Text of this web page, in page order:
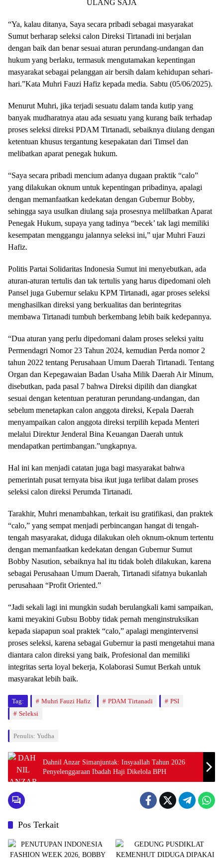
“Ya, kalau ditanya, Saya secara pribadi sebagai masyarakat
Sumut berharap seleksi calon Direksi Tirtanadi ini berjalan
dengan baik dan benar sesuai aturan perundang-undangan dan
hukum yang berlaku, termasuk mengutamakan kepentingan
masyarakat sebagai pelanggan air bersih dalam kehidupan sehari-
hari.”Kata Muhri Fauzi Hafiz kepada media. Sabtu (05/06/2025).
Menurut Muhri, jika terjadi sesuatu dalam tanda kutip yang
banyak mudharatnya atau ada sesuatu yang kurang baik terhadap
proses seleksi direksi PDAM Tirtanadi, sebaiknya diulang dengan
ketentuan khusus tergantung kesepakatan dari Timsel dan
melibatkan aparat penegak hukum.
“Saya secara pribadi mencium adanya dugaan praktik “calo”
yang dilakukan oknum untuk kepentingan pribadinya, apalagi
dengan memanfaatkan kedekatan dengan Gubernur Bobby,
sehingga saya usulkan diulang saja prosesnya melilbatkan Aparat
Penegak Hukum, supaya yang tadinya “becek’ tak lagi memiliki
kesempatan menggangu jalannya seleksi ini,” ujar Muhri Fauzi
Hafiz.
Politis Partai Solidaritas Indonesia Sumut ini menyebutkan, ada
aturan-aturan tertulis dan tak tertulis yang harus dipedomani oleh
Pansel juga Gubernur selaku KPM Tirtanadi, agar proses seleksi
menghasilkan direksi yang berkualitas dan berintegritas
membawa Tirtanadi tumbuh berkembang lebih baik kedepannya.
“Dua aturan yang perlu dipedomani dalam proses seleksi yaitu
Permendagri Nomor 23 Tahun 2024, kemudian Perda nomor 2
tahun 2022 tentang Perusahaan Umum Daerah Tirtanadi. Tentang
Organ dan Kepegawaian Badan Usaha Milik Daerah Air Minum,
disebutkan, pada pasal 7 bahwa Direksi dipilih dan diangkat
sesuai dengan ketentuan peraturan perundang-undangan, dan
sebelum menetapkan calon anggota direksi, Kepala Daerah
menyampaikan calon anggota direksi terpilih kepada Menteri
melalui Direktur Jenderal Bina Keuangan Daerah untuk
mendapatkan pertimbangan.”ungkapnya.
Hal ini kan menjadi catatan juga bagi masyarakat bahwa
pemerintah pusat ternyata bisa ikut juga terlibat dalam proses
seleksi calon direksi Perumda Tirtanadi.
Tarakhir, Muhri menambahkan, terkait isu gratifikasi, dan praktek
“calo,” yang sempat menjadi perbincangan hangat di tengah-
tengah masyarakat, diduga dilakukan oleh oknum-oknum tertentu
dengan memanfaatkan kedekatan dengan Gubernur Sumut
Bobby Nasution, sebaiknya hal itu tidak boleh dilakukan, karena
sebagai Perusahaan Umum Daerah, Tirtanadi sifatnya bukanlah
perusahaan “Profit Oriented.”
“Jadi sekali lagi ini mungkin sudah berulangkali kami sampaikan,
kami meyakini Gubsu Bobby tidak pernah menginstruksikan
kepada siapapun soal praktek “calo,” apalagi mengintervensi
proses seleksi, karena sebagai Gubernur ia pasti mengetahui mana
diantara calon direksi yang baik, Profesional dan memiliki
integritas serta loyal bekerja, Kolaborasi Sumut Berkah untuk
masyarakat lebih baik.
Tag: Muhri Fauzi Hafiz PDAM Tirtanadi
PSI
Seleksi
Penulis: Yudha
Dahnil Anzar Simanjuntak: Insyaallah Tahun 2026
Penyelenggaraan Ibadah Haji Dikelola BPH
Pos Terkait